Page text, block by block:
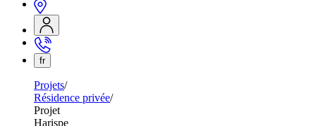
fr
Projets
Résidence privée
Projet
Harispe